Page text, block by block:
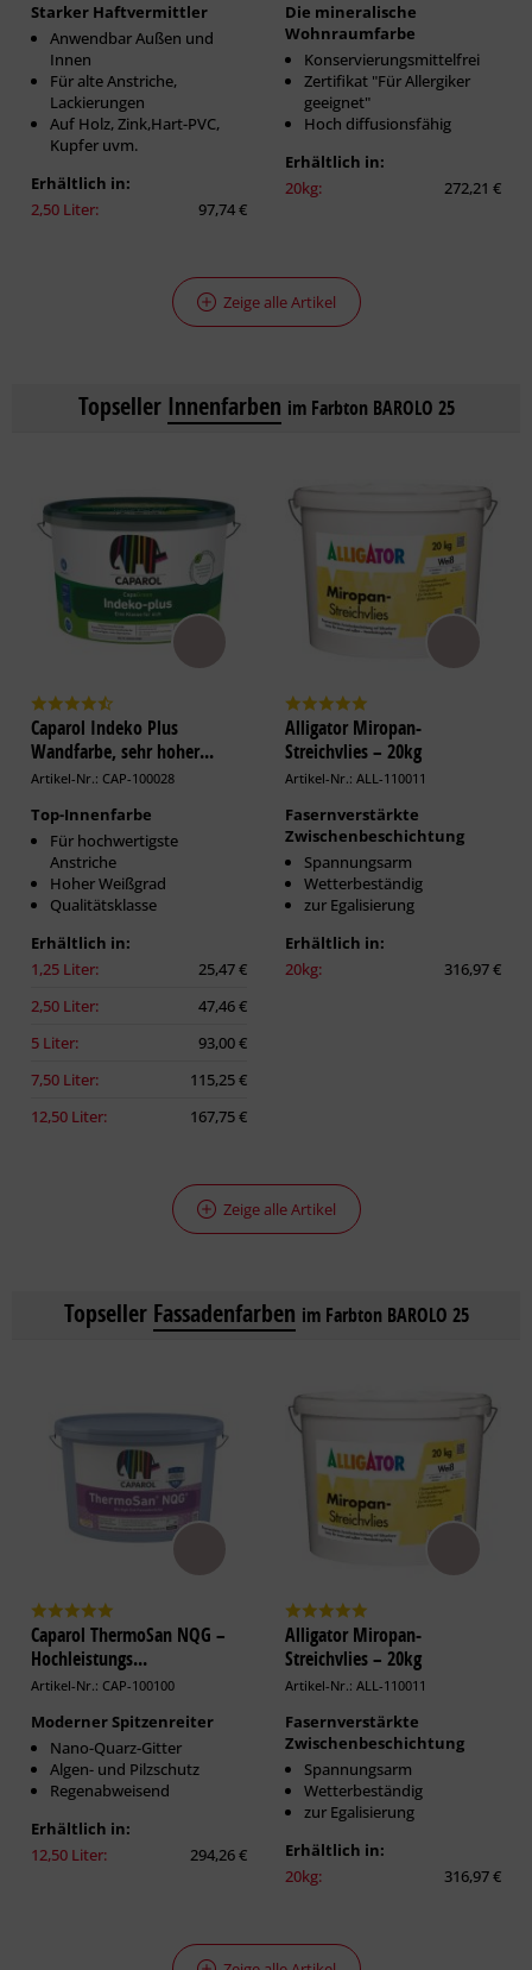
Starker Haftvermittler
Anwendbar Außen und
Innen
Für alte Anstriche,
Lackierungen
Auf Holz, Zink,Hart-PVC,
Kupfer uvm.
Erhältlich in:
2,50 Liter:
97,74 €
Die mineralische
Wohnraumfarbe
Konservierungsmittelfrei
Zertifikat "Für Allergiker
geeignet"
Hoch diffusionsfähig
Erhältlich in:
20kg:
272,21 €
Zeige alle Artikel
Topseller Innenfarben im Farbton BAROLO 25
Caparol Indeko Plus
Wandfarbe, sehr hoher...
Artikel-Nr.: CAP-100028
Top-Innenfarbe
Für hochwertigste
Anstriche
Hoher Weißgrad
Qualitätsklasse
Erhältlich in:
1,25 Liter:
25,47 €
2,50 Liter:
47,46 €
5 Liter:
93,00 €
7,50 Liter:
115,25 €
12,50 Liter:
167,75 €
Alligator Miropan-
Streichvlies – 20kg
Artikel-Nr.: ALL-110011
Fasernverstärkte
Zwischenbeschichtung
Spannungsarm
Wetterbeständig
zur Egalisierung
Erhältlich in:
20kg:
316,97 €
Zeige alle Artikel
Topseller Fassadenfarben im Farbton BAROLO 25
Caparol ThermoSan NQG –
Hochleistungs...
Artikel-Nr.: CAP-100100
Moderner Spitzenreiter
Nano-Quarz-Gitter
Algen- und Pilzschutz
Regenabweisend
Erhältlich in:
12,50 Liter:
294,26 €
Alligator Miropan-
Streichvlies – 20kg
Artikel-Nr.: ALL-110011
Fasernverstärkte
Zwischenbeschichtung
Spannungsarm
Wetterbeständig
zur Egalisierung
Erhältlich in:
20kg:
316,97 €